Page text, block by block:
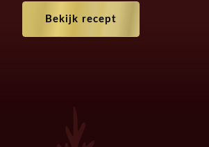
Bekijk recept